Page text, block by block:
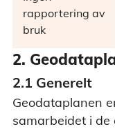
rapportering av
bruk
2.
2.1 Generelt
Geodataplanen
samarbeidet i de